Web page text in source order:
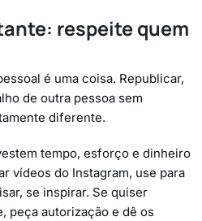
respeite quem
é uma coisa. Republicar,
de outra pessoa sem
diferente.
tempo, esforço e dinheiro
vídeos do Instagram, use para
se inspirar. Se quiser
peça autorização e dê os